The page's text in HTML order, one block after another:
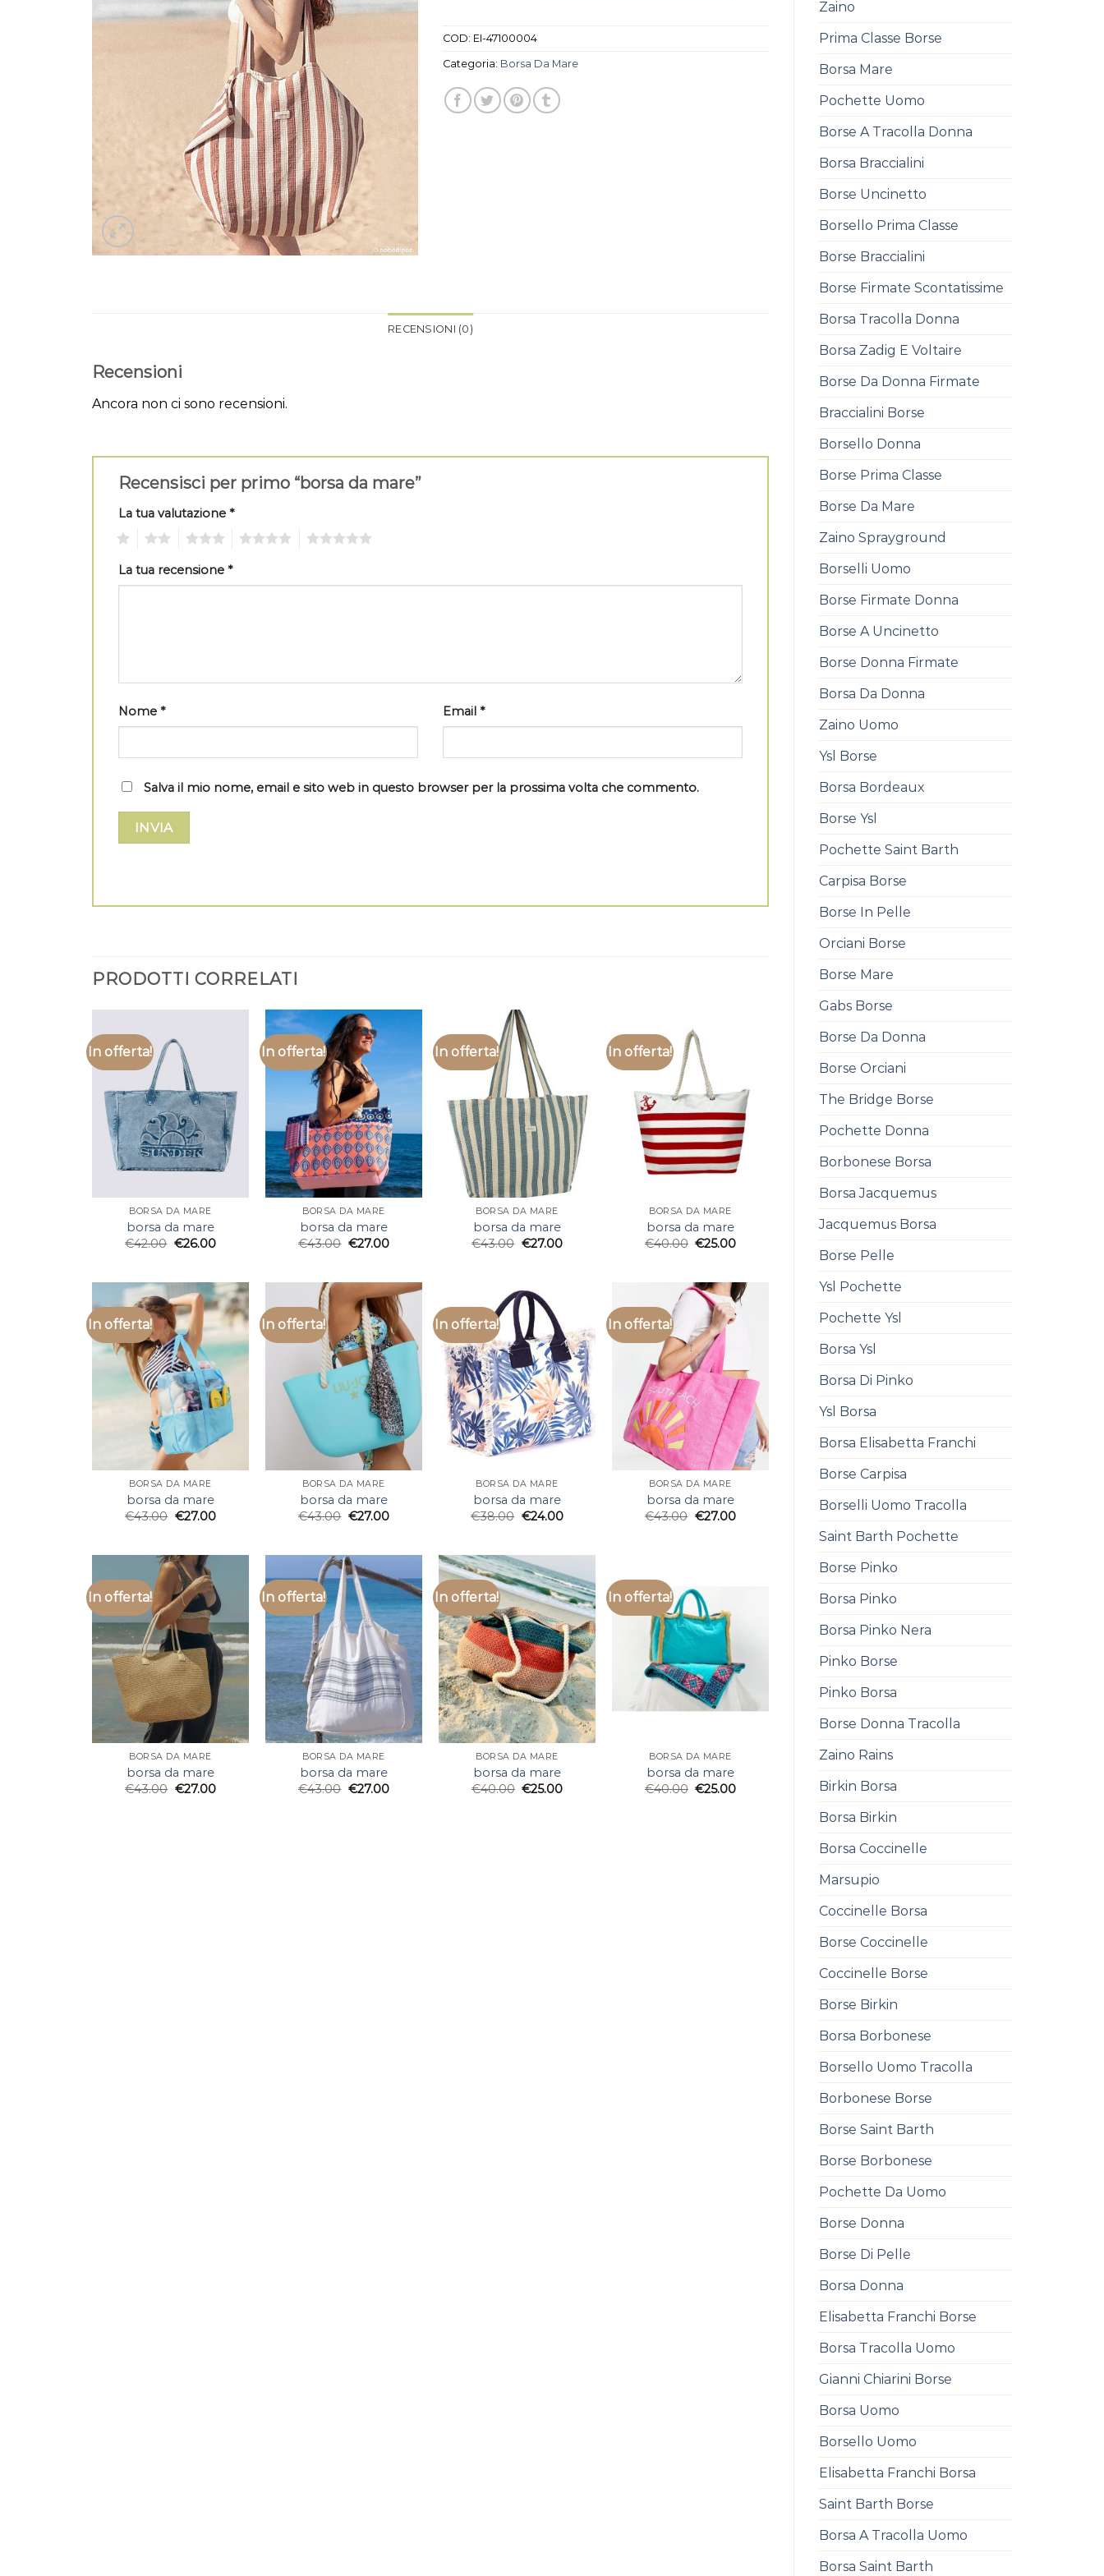
Zaino
Prima Classe Borse
Borsa Mare
Pochette Uomo
Borse A Tracolla Donna
Borsa Braccialini
Borse Uncinetto
Borsello Prima Classe
Borse Braccialini
Borse Firmate Scontatissime
Borsa Tracolla Donna
Borsa Zadig E Voltaire
Borse Da Donna Firmate
Braccialini Borse
Borsello Donna
Borse Prima Classe
Borse Da Mare
Zaino Sprayground
Borselli Uomo
Borse Firmate Donna
Borse A Uncinetto
Borse Donna Firmate
Borsa Da Donna
Zaino Uomo
Ysl Borse
Borsa Bordeaux
Borse Ysl
Pochette Saint Barth
Carpisa Borse
Borse In Pelle
Orciani Borse
Borse Mare
Gabs Borse
Borse Da Donna
Borse Orciani
The Bridge Borse
Pochette Donna
Borbonese Borsa
Borsa Jacquemus
Jacquemus Borsa
Borse Pelle
Ysl Pochette
Pochette Ysl
Borsa Ysl
Borsa Di Pinko
Ysl Borsa
Borsa Elisabetta Franchi
Borse Carpisa
Borselli Uomo Tracolla
Saint Barth Pochette
Borse Pinko
Borsa Pinko
Borsa Pinko Nera
Pinko Borse
Pinko Borsa
Borse Donna Tracolla
Zaino Rains
Birkin Borsa
Borsa Birkin
Borsa Coccinelle
Marsupio
Coccinelle Borsa
Borse Coccinelle
Coccinelle Borse
Borse Birkin
Borsa Borbonese
Borsello Uomo Tracolla
Borbonese Borse
Borse Saint Barth
Borse Borbonese
Pochette Da Uomo
Borse Donna
Borse Di Pelle
Borsa Donna
Elisabetta Franchi Borse
Borsa Tracolla Uomo
Gianni Chiarini Borse
Borsa Uomo
Borsello Uomo
Elisabetta Franchi Borsa
Saint Barth Borse
Borsa A Tracolla Uomo
Borsa Saint Barth
COD: EI-47100004
Categoria: Borsa Da Mare
RECENSIONI (0)
Recensioni
Ancora non ci sono recensioni.
Recensisci per primo “borsa da mare”
La tua valutazione *
La tua recensione *
Nome * Email *
Salva il mio nome, email e sito web in questo browser per la prossima volta che commento.
PRODOTTI CORRELATI
In offerta!
BORSA DA MARE
borsa da mare
€42.00 €26.00
In offerta!
BORSA DA MARE
borsa da mare
€43.00 €27.00
In offerta!
BORSA DA MARE
borsa da mare
€43.00 €27.00
In offerta!
BORSA DA MARE
borsa da mare
€40.00 €25.00
In offerta!
BORSA DA MARE
borsa da mare
€43.00 €27.00
In offerta!
BORSA DA MARE
borsa da mare
€43.00 €27.00
In offerta!
BORSA DA MARE
borsa da mare
€38.00 €24.00
In offerta!
BORSA DA MARE
borsa da mare
€43.00 €27.00
In offerta!
BORSA DA MARE
borsa da mare
€43.00 €27.00
In offerta!
BORSA DA MARE
borsa da mare
€43.00 €27.00
In offerta!
BORSA DA MARE
borsa da mare
€40.00 €25.00
In offerta!
BORSA DA MARE
borsa da mare
€40.00 €25.00